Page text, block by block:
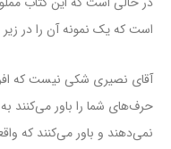
است که یک نمونه آن را در
آقای نصیری شکی نیست که
حرف‌های شما را باور می‌کنند
نمی‌دهند و باور می‌کنند که